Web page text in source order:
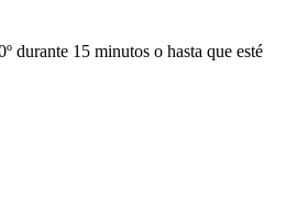
durante 15 minutos o hasta que esté